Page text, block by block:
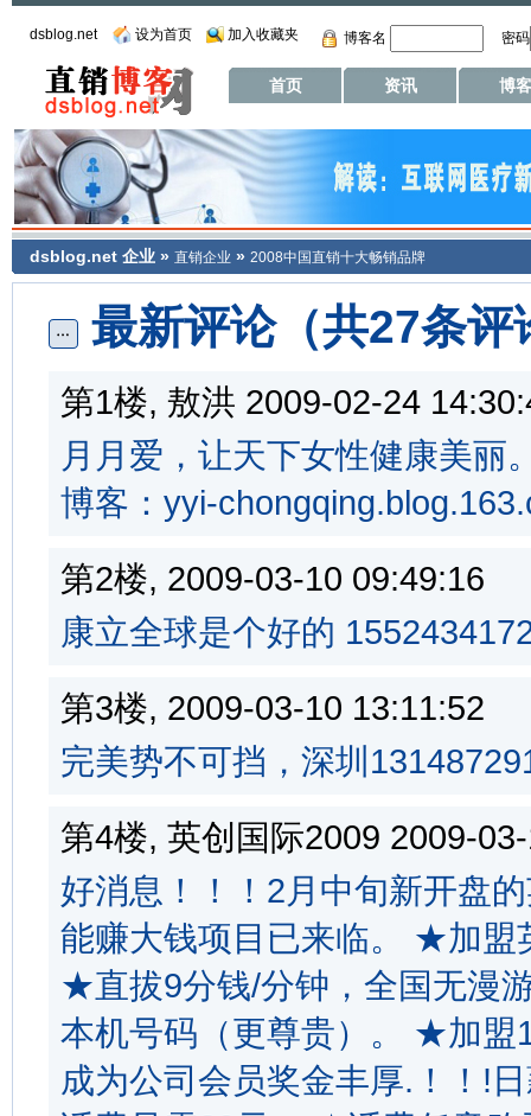
dsblog.net 设为首页 加入收藏夹 博客名 密码
首页 资讯 博客
dsblog.net 企业 » 直销企业 » 2008中国直销十大畅销品牌
最新评论（共27条评
第1楼, 敖洪 2009-02-24
月月爱，让天下女性健康美丽
博客：yyi-
第2楼, 2009-03-10
康立全球是个好的
第3楼, 2009-03-10
完美势不可挡，深圳
第4楼, 英创国际2009 2009-
好消息！！！2月中旬新开盘
能赚大钱项目已来临。 ★加盟
★直拔9分钱/分钟，全国无漫
本机号码（更尊贵）。 ★加盟
成为公司会员奖金丰厚.！！!